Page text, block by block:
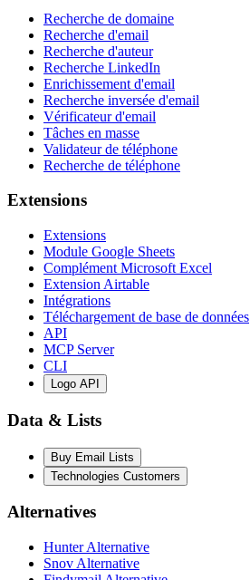
Recherche de domaine
Recherche d'email
Recherche d'auteur
Recherche LinkedIn
Enrichissement d'email
Recherche inversée d'email
Vérificateur d'email
Tâches en masse
Validateur de téléphone
Recherche de téléphone
Extensions
Extensions
Module Google Sheets
Complément Microsoft Excel
Extension Airtable
Intégrations
Téléchargement de base de données
API
MCP Server
CLI
Logo API
Data & Lists
Buy Email Lists
Technologies Customers
Alternatives
Hunter Alternative
Snov Alternative